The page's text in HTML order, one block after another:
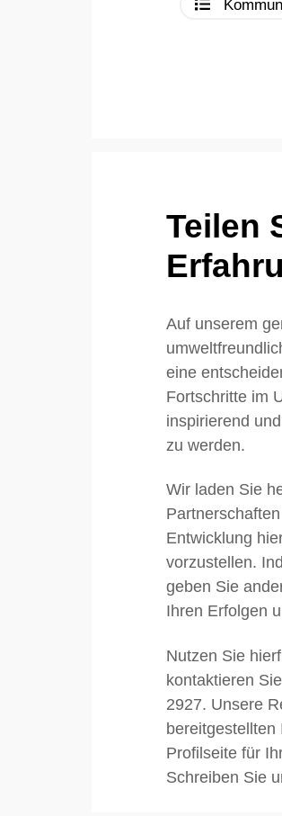
Teilen
Auf unserem
eine
Fortschritte im
inspirierend
zu werden.
Wir laden Sie
Entwicklung
vorzustellen.
geben Sie
Ihren Erfolgen
Nutzen Sie
kontaktieren
2927. Unsere
bereitgestellten
Profilseite für
Schreiben Sie